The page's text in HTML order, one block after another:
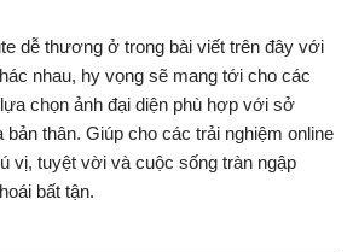
dễ thương ở trong bài viết trên đây với
nhau, hy vọng sẽ mang tới cho các
chọn ảnh đại diện phù hợp với sở
thân. Giúp cho các trải nghiệm online
vị, tuyệt vời và cuộc sống tràn ngập
bất tận.